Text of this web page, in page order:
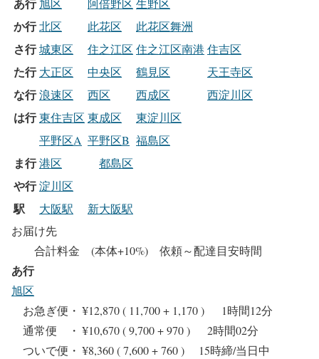
あ行 旭区 阿倍野区 生野区
か行北区 此花区 此花区舞洲
さ行城東区 住之江区 住之江区南港 住吉区
た行 大正区 中央区 鶴見区 天王寺区
な行浪速区 西区 西成区 西淀川区
は行東住吉区 東成区
東淀川区
平野区A 平野区B 福島区
ま行港区 都島区
や行淀川区
駅 大阪駅
新大阪駅
お届け先
合計料金 (本体+10%) 依頼～配達目安時間
あ行
旭区
お急ぎ便・ ¥12,870 ( 11,700 + 1,170 ) 1時間12分
通常便 ・ ¥10,670 ( 9,700 + 970 ) 2時間02分
ついで便・ ¥8,360 ( 7,600 + 760 ) 15時締/当日中